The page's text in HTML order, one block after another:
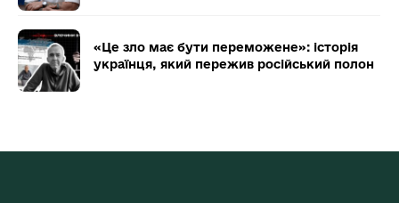
«Це зло має бути переможене»: історія
українця, який пережив російський полон